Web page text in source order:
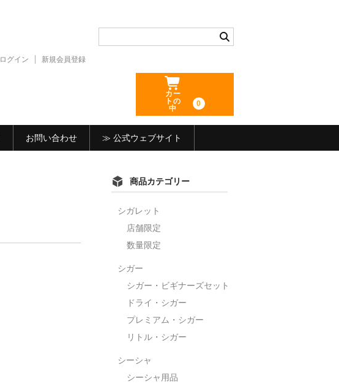
ログイン 新規会員登録
カー
トの
中
0
お問い合わせ ≫ 公式ウェブサイト
商品カテゴリー
シガレット
店舗限定
数量限定
シガー
シガー・ビギナーズセット
ドライ・シガー
プレミアム・シガー
リトル・シガー
シーシャ
シーシャ用品